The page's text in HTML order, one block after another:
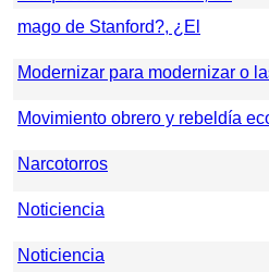
mago de Stanford?, ¿El
Modernizar para modernizar o
Movimiento obrero y rebeldía
Narcotorros
Noticiencia
Noticiencia